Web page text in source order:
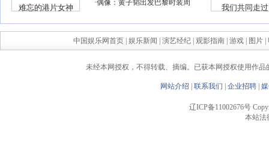
中国娱乐网首页| 娱乐新闻 演艺经纪| 观影指南| 游戏| 图片|
未经本网授权，不得转载、摘编。已获本网授权使用作
网站介绍 联系我们 企业招聘
辽ICP备11002676号
本站法